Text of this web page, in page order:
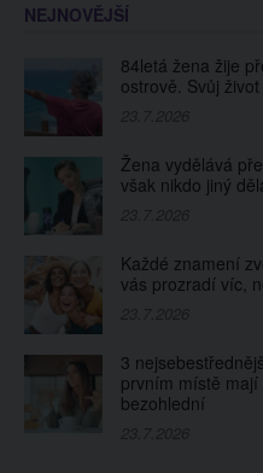
NEJNOVĚJŠÍ
84letá žena žije
ostrově. Svůj
Žena vydělává
však nikdo jiný
Každé znamení
vás prozradí víc,
3
prvním místě
bezohlední